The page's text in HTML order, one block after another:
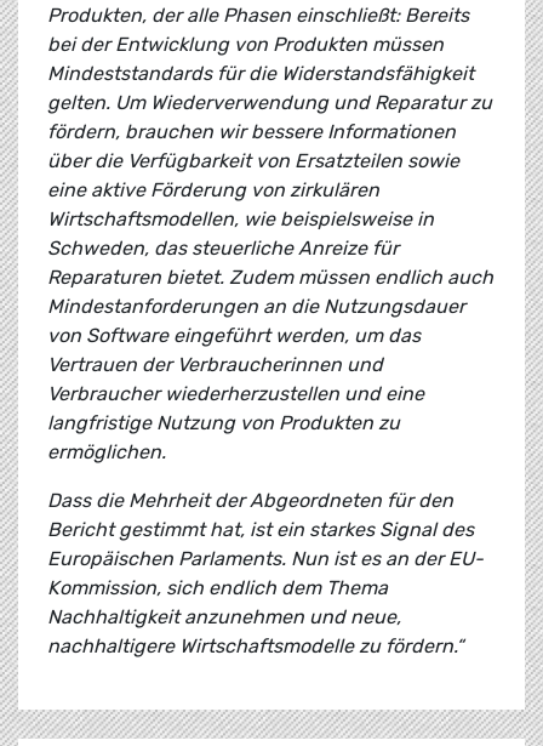
Produkten, der alle Phasen einschließt: Bereits
bei der Entwicklung von Produkten müssen
Mindeststandards für die Widerstandsfähigkeit
gelten. Um Wiederverwendung und Reparatur zu
fördern, brauchen wir bessere Informationen
über die Verfügbarkeit von Ersatzteilen sowie
eine aktive Förderung von zirkulären
Wirtschaftsmodellen, wie beispielsweise in
Schweden, das steuerliche Anreize für
Reparaturen bietet. Zudem müssen endlich auch
Mindestanforderungen an die Nutzungsdauer
von Software eingeführt werden, um das
Vertrauen der Verbraucherinnen und
Verbraucher wiederherzustellen und eine
langfristige Nutzung von Produkten zu
ermöglichen.
Dass die Mehrheit der Abgeordneten für den
Bericht gestimmt hat, ist ein starkes Signal des
Europäischen Parlaments. Nun ist es an der EU-
Kommission, sich endlich dem Thema
Nachhaltigkeit anzunehmen und neue,
nachhaltigere Wirtschaftsmodelle zu fördern.“